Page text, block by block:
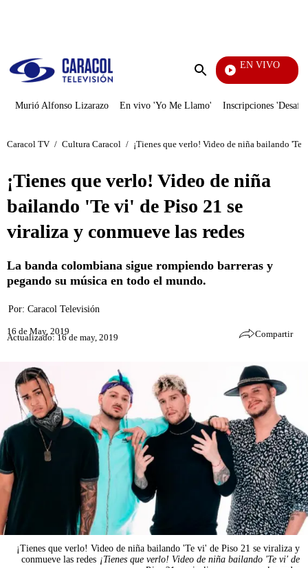
Enviar
EN VIVO
La Finca
Murió Alfonso Lizarazo En vivo 'Yo Me Llamo' Inscripciones
Caracol TV / Cultura Caracol / ¡Tienes que verlo! Video de niña bailando 'Te
¡Tienes que verlo! Video de niña
bailando 'Te vi' de Piso 21 se
viraliza y conmueve las redes
La banda colombiana sigue rompiendo barreras y
pegando su música en todo el mundo.
Por: Caracol Televisión
16 de May, 2019
Actualizado: 16 de may, 2019 Compartir
¡Tienes que verlo! Video de niña bailando 'Te vi' de Piso 21 se viraliza y
conmueve las redes ¡Tienes que verlo! Video de niña bailando 'Te vi' de